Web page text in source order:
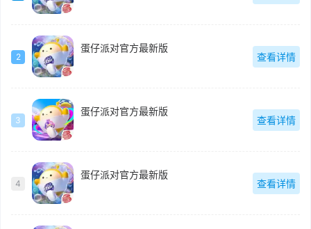
2
蛋仔派对官方最新版
查看详情
3
蛋仔派对官方最新版
查看详情
4
蛋仔派对官方最新版
查看详情